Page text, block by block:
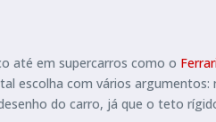
até em supercarros como o
com vários
do carro, já que o teto